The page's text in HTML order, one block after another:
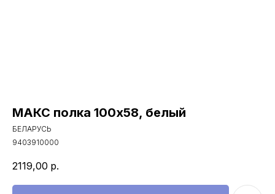
МАКС полка 100х58, белый
БЕЛАРУСЬ
9403910000
2119,00 р.